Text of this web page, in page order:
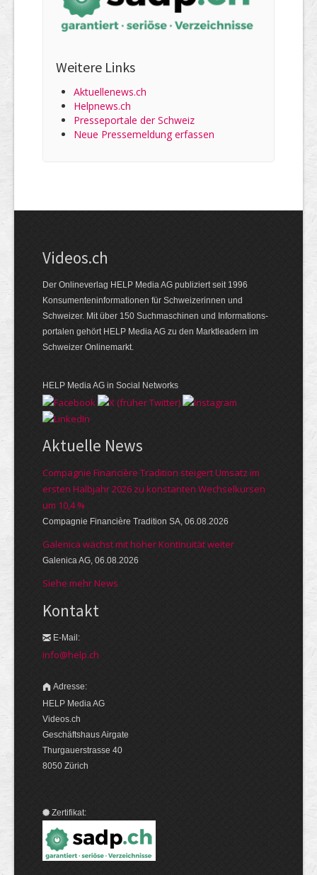
Weitere Links
Aktuellenews.ch
Helpnews.ch
Presseportale der Schweiz
Neue Pressemeldung erfassen
Videos.ch
Der Onlineverlag HELP Media AG publiziert seit 1996
Konsumenten­informationen für Schweizerinnen und
Schweizer. Mit über 150 Suchmaschinen und Informations­
portalen gehört HELP Media AG zu den Marktleadern im
Schweizer Onlinemarkt.
HELP Media AG in Social Networks
Aktuelle News
Compagnie Financière Tradition steigert Umsatz im
ersten Halbjahr 2026 zu konstanten Wechselkursen
um 10,4 %
Compagnie Financière Tradition SA, 06.08.2026
Galenica wächst mit hoher Kontinuität weiter
Galenica AG, 06.08.2026
Siehe mehr News
Kontakt
E-Mail:
info@help.ch
Adresse:
HELP Media AG
Videos.ch
Geschäftshaus Airgate
Thurgauerstrasse 40
8050 Zürich
Zertifikat: